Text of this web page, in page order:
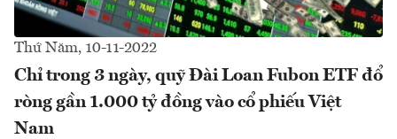
Thứ Năm, 10-11-2022
Chỉ trong 3 ngày, quỹ Đài Loan Fubon ETF đổ
ròng gần 1.000 tỷ đồng vào cổ phiếu Việt
Nam